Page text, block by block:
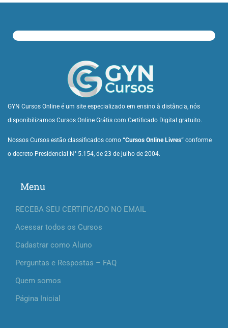
GYN Cursos Online é um site especializado em ensino à distância, nós
disponibilizamos Cursos Online Grátis com Certificado Digital gratuito.
Nossos Cursos estão classificados como “Cursos Online Livres” conforme
o decreto Presidencial N° 5.154, de 23 de julho de 2004.
Menu
RECEBA SEU CERTIFICADO NO EMAIL
Acessar todos os Cursos
Cadastrar como Aluno
Perguntas e Respostas – FAQ
Quem somos
Página Inicial